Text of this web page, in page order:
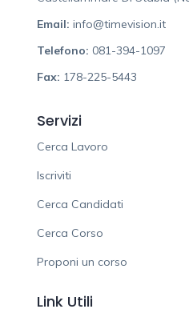
Email: info@timevision.it
Telefono: 081-394-1097
Fax: 178-225-5443
Servizi
Cerca Lavoro
Iscriviti
Cerca Candidati
Cerca Corso
Proponi un corso
Link Utili